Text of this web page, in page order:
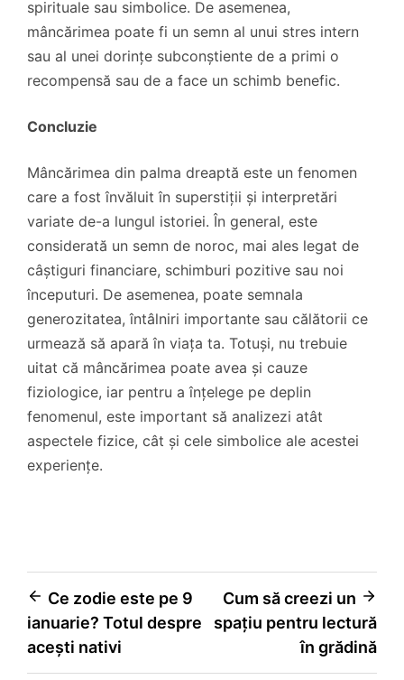
spirituale sau simbolice. De asemenea,
mâncărimea poate fi un semn al unui stres intern
sau al unei dorințe subconștiente de a primi o
recompensă sau de a face un schimb benefic.
Concluzie
Mâncărimea din palma dreaptă este un fenomen
care a fost învăluit în superstiții și interpretări
variate de-a lungul istoriei. În general, este
considerată un semn de noroc, mai ales legat de
câștiguri financiare, schimburi pozitive sau noi
începuturi. De asemenea, poate semnala
generozitatea, întâlniri importante sau călătorii ce
urmează să apară în viața ta. Totuși, nu trebuie
uitat că mâncărimea poate avea și cauze
fiziologice, iar pentru a înțelege pe deplin
fenomenul, este important să analizezi atât
aspectele fizice, cât și cele simbolice ale acestei
experiențe.
Navigare
în
articole
Ce zodie este pe 9
ianuarie? Totul despre
acești nativi
Cum să creezi un
spațiu pentru lectură
în grădină